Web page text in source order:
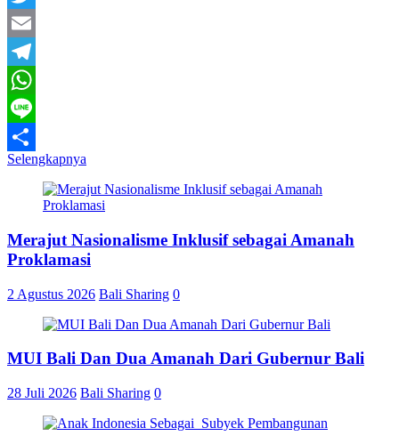
Twitter
Email
Telegram
WhatsApp
Line
Share
Selengkapnya
Merajut Nasionalisme Inklusif sebagai Amanah
Proklamasi
2 Agustus 2026 Bali Sharing 0
MUI Bali Dan Dua Amanah Dari Gubernur Bali
28 Juli 2026 Bali Sharing 0